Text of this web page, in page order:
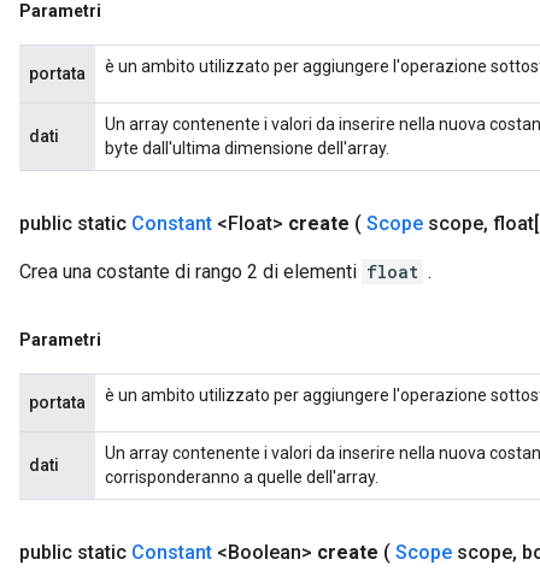
Parametri
portata è un ambito utilizzato per aggiungere l'operazione
dati
Un array contenente i valori da inserire nella nuova
byte dall'ultima dimensione dell'array.
public static Constant <Float> create ( Scope scope,
Crea una costante di rango 2 di elementi float .
Parametri
portata è un ambito utilizzato per aggiungere l'operazione
dati
Un array contenente i valori da inserire nella nuova
corrisponderanno a quelle dell'array.
public static Constant <Boolean> create ( Scope scope,